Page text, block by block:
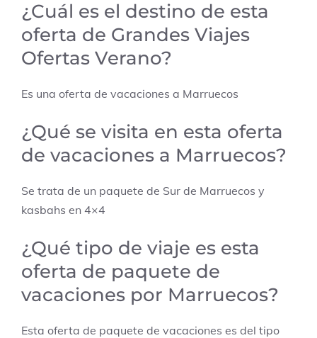
¿Cuál es el destino de esta
oferta de Grandes Viajes
Ofertas Verano?
Es una oferta de vacaciones a Marruecos
¿Qué se visita en esta oferta
de vacaciones a Marruecos?
Se trata de un paquete de Sur de Marruecos y
kasbahs en 4×4
¿Qué tipo de viaje es esta
oferta de paquete de
vacaciones por Marruecos?
Esta oferta de paquete de vacaciones es del tipo